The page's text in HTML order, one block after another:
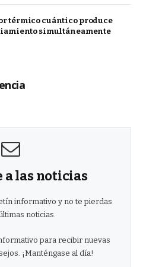
térmico cuántico produce
simultáneamente
a las noticias
informativo y no te pierdas
noticias.
para recibir nuevas
¡Manténgase al día!